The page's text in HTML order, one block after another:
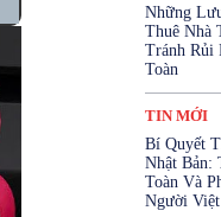
Những
Thuê Nhà
Tránh Rủi
Toàn
TIN MỚI
Bí Quyết
Nhật Bản:
Toàn Và
Người Việt